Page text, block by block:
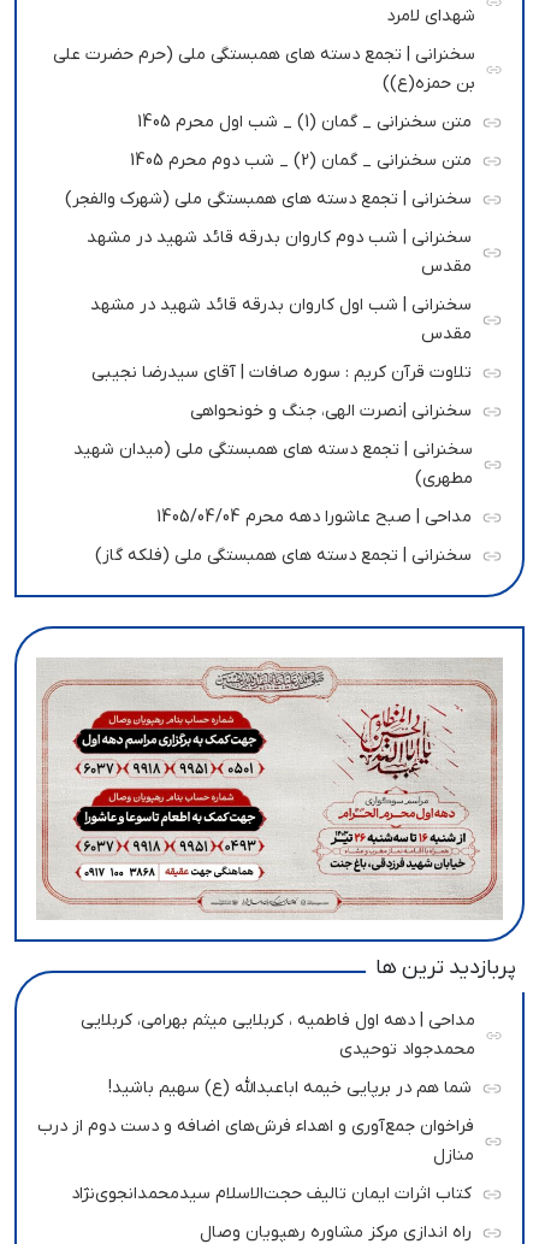
شهدای لامرد
سخنرانی | تجمع دسته های همبستگی ملی (حرم حضرت علی
بن حمزه(ع))
متن سخنرانی _ گمان (1) _ شب اول محرم 1405
متن سخنرانی _ گمان (2) _ شب دوم محرم 1405
سخنرانی | تجمع دسته های همبستگی ملی (شهرک والفجر)
سخنرانی | شب دوم کاروان بدرقه قائد شهید در مشهد
مقدس
سخنرانی | شب اول کاروان بدرقه قائد شهید در مشهد
مقدس
تلاوت قرآن کریم : سوره صافات | آقای سیدرضا نجیبی
سخنرانی |نصرت الهی، جنگ و خونحواهی
سخنرانی | تجمع دسته های همبستگی ملی (میدان شهید
مطهری)
مداحی | صبح عاشورا دهه محرم 1405/04/04
سخنرانی | تجمع دسته های همبستگی ملی (فلکه گاز)
پربازدید ترین ها
مداحی | دهه اول فاطمیه ، کربلایی میثم بهرامی، کربلایی
محمدجواد توحیدی
شما هم در برپایی خیمه اباعبدالله (ع) سهیم باشید!
فراخوان جمع‌آوری و اهداء فرش‌های اضافه و دست دوم از درب
منازل
کتاب اثرات ایمان تالیف حجت‌الاسلام سیدمحمدانجوی‌نژاد
راه اندازی مرکز مشاوره رهپویان وصال